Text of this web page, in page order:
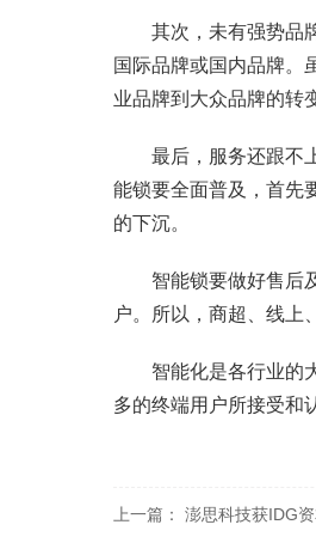
其次，未有强势品
国际品牌或国内品牌。
业品牌到大众品牌的转
最后，服务还跟不
能锁要全面普及，首先
的下沉。
智能锁要做好售后
户。所以，商超、线上
智能化是各行业的
多的终端用户所接受和
上一篇： 澎思科技获IDG